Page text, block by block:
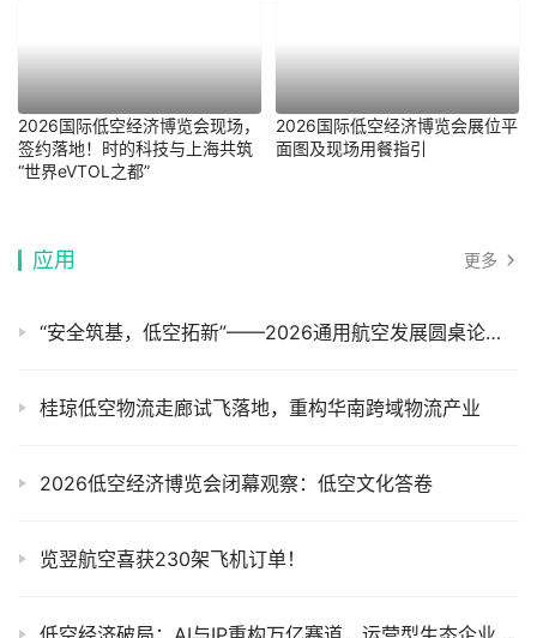
2026国际低空经济博览会现场，
签约落地！时的科技与上海共筑
“世界eVTOL之都”
2026国际低空经济博览会展位平
面图及现场用餐指引
应用 更多
“安全筑基，低空拓新”——2026通用航空发展圆桌论坛顺利举办
桂琼低空物流走廊试飞落地，重构华南跨域物流产业
2026低空经济博览会闭幕观察：低空文化答卷
览翌航空喜获230架飞机订单！